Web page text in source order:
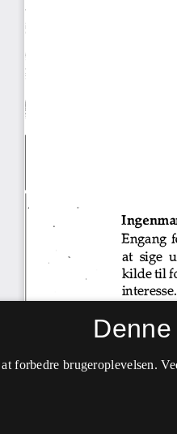
forbedre brugeroplevelsen.